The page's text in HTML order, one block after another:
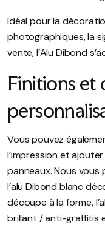
Idéal pour la
photographiques, la
vente, l’Alu Dibond
Finitions et
Vous pouvez
l’impression et
panneaux. Nous vous
l’alu Dibond blanc
découpe à la forme,
brillant / anti-graffitis